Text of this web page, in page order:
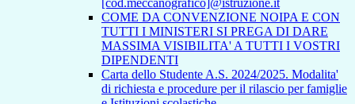
[cod.meccanografico]@istruzione.it
COME DA CONVENZIONE NOIPA E CON
TUTTI I MINISTERI SI PREGA DI DARE
MASSIMA VISIBILITA' A TUTTI I VOSTRI
DIPENDENTI
Carta dello Studente A.S. 2024/2025. Modalita'
di richiesta e procedure per il rilascio per famiglie